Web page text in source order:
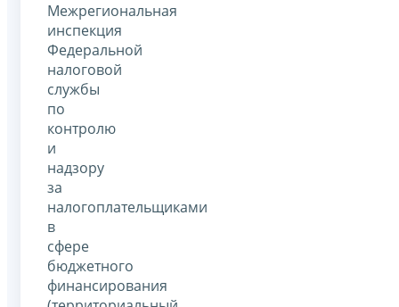
Межрегиональная
инспекция
Федеральной
налоговой
службы
по
контролю
и
надзору
за
налогоплательщиками
в
сфере
бюджетного
финансирования